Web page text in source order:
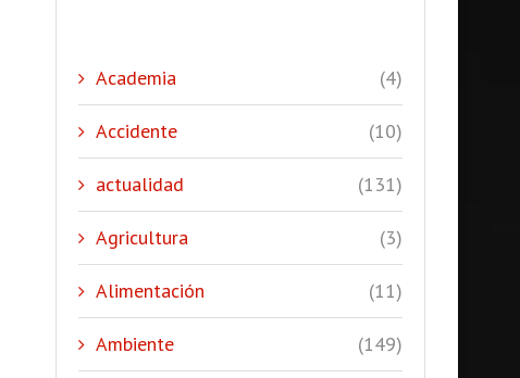
Academia (4)
Accidente (10)
actualidad (131)
Agricultura (3)
Alimentación (11)
Ambiente (149)